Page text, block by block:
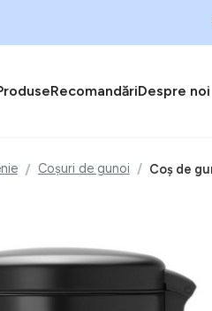
RecomandăriDespre noi
Coșuri de gunoi